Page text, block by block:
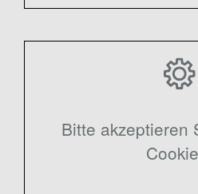
Bitte akzeptieren